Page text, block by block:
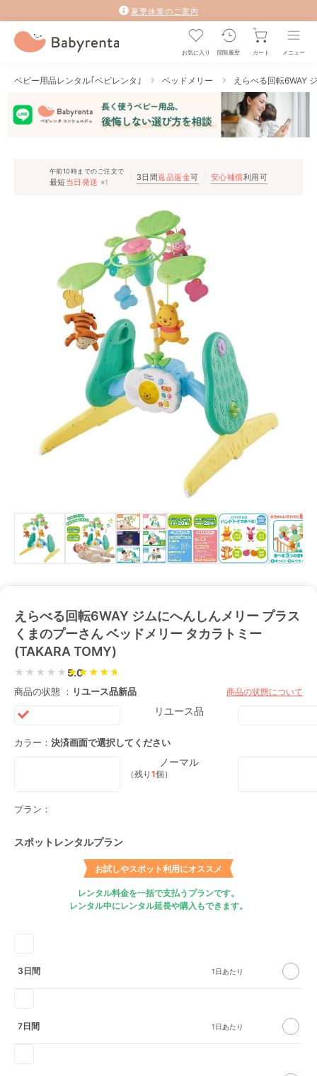
夏季休業のご案内
お気に入り 閲覧履歴 カート メニュー
ベビー用品レンタル｢ベビレンタ｣ ベッドメリー えらべる回転6WAY
午前10時までのご注文で
最短 当日発送 ※1 3日間返品返金可 安心補償利用可
えらべる回転6WAY ジムにへんしんメリー プラス
くまのプーさん ベッドメリー タカラトミー
(TAKARA TOMY)
★★★★★5.0
商品の状態 ： リユース品新品 商品の状態について
リユース品
カラー： 決済画面で選択してください
ノーマル
（残り 1個）
プラン：
スポットレンタルプラン
お試しやスポット利用にオススメ
レンタル料金を一括で支払うプランです。
レンタル中にレンタル延長や購入もできます。
3日間
7日間